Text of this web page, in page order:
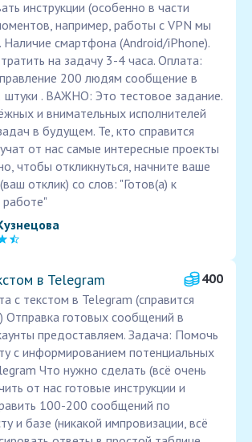
инструкции (особенно в части
например, работы с VPN мы
Наличие смартфона (Android/iPhone).
на задачу 3-4 часа. Оплата:
200 людям сообщение в
штуки . ВАЖНО: Это тестовое задание.
и внимательных исполнителей
в будущем. Те, кто справится
от нас самые интересные проекты
чтобы откликнуться, начните ваше
отклик) со слов: "Готов(а) к
работе"
в Telegram
400
с текстом в Telegram (справится
Отправка готовых сообщений в
предоставляем. Задача: Помочь
с информированием потенциальных
Что нужно сделать (всё очень
от нас готовые инструкции и
100-200 сообщений по
и базе (никакой импровизации, всё